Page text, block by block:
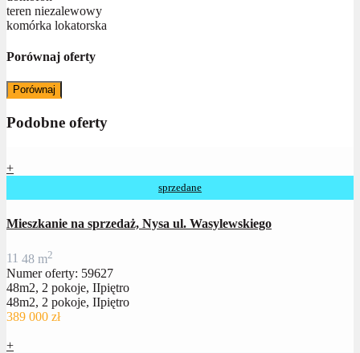
teren niezalewowy
komórka lokatorska
Porównaj oferty
Porównaj
Podobne oferty
+
sprzedane
Mieszkanie na sprzedaż, Nysa ul. Wasylewskiego
11 48 m2
Numer oferty: 59627
48m2, 2 pokoje, IIpiętro
48m2, 2 pokoje, IIpiętro
389 000 zł
+